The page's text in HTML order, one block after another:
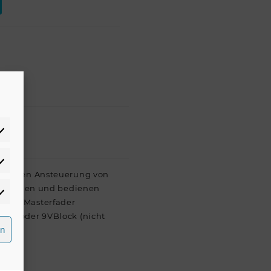
Ansteuerung von
und bedienen
1 Masterfader
oder 9VBlock (nicht